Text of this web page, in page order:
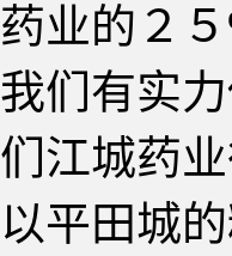
药业的２
我们有实
们江城药
以平田城